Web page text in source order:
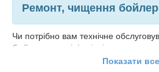
Ремонт, чищення
Чи потрібно вам технічне
бойлера
, наші фахівці
Ми встановлюємо всі типиПоказати все